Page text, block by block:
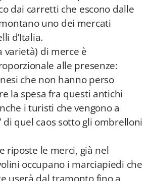
dai carretti che escono dalle
uno dei mercati
d’Italia.
varietà) di merce è
alle presenze:
che non hanno perso
la spesa fra questi antichi
i turisti che vengono a
di quel caos sotto gli ombrelloni
riposte le merci, già nel
occupano i marciapiedi che